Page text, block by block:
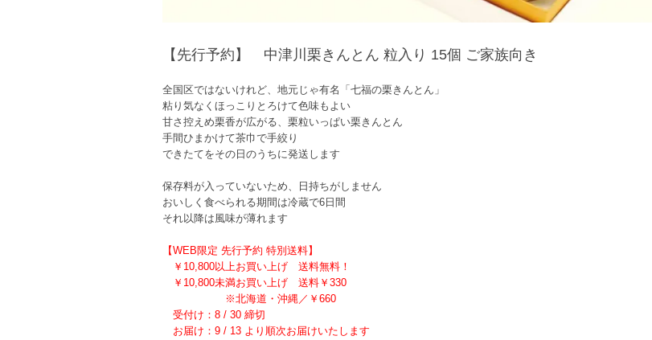
【先行予約】 中津川栗きんとん 粒入り 15個 ご家族向き
全国区ではないけれど、地元じゃ有名「七福の栗きんとん」
粘り気なくほっこりとろけて色味もよい
甘さ控えめ栗香が広がる、栗粒いっぱい栗きんとん
手間ひまかけて茶巾で手絞り
できたてをその日のうちに発送します
保存料が入っていないため、日持ちがしません
おいしく食べられる期間は冷蔵で6日間
それ以降は風味が薄れます
【WEB限定 先行予約 特別送料】
￥10,800以上お買い上げ 送料無料！
￥10,800未満お買い上げ 送料￥330
※北海道・沖縄／￥660
受付け： 8 / 30 締切
お届け： 9 / 13 より順次お届けいたします